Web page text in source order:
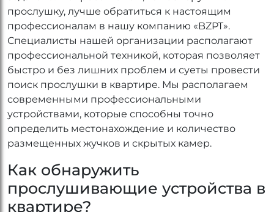
прослушку, лучше обратиться к настоящим
профессионалам в нашу компанию «BZPT».
Специалисты нашей организации располагают
профессиональной техникой, которая позволяет
быстро и без лишних проблем и суеты провести
поиск прослушки в квартире. Мы располагаем
современными профессиональными
устройствами, которые способны точно
определить местонахождение и количество
размещенных жучков и скрытых камер.
Как обнаружить
прослушивающие устройства в
квартире?